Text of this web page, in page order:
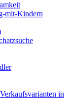
mit-Kindern
in